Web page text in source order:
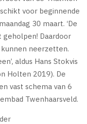
voor beginnende
30 maart. ‘De
Daardoor
neerzetten.
aldus Hans Stokvis
Holten 2019). De
vast schema van 6
Twenhaarsveld.